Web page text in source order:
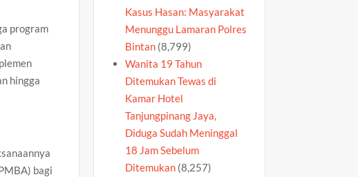
program
hingga
bagi
Kasus Hasan: Masyarakat
Menunggu Lamaran Polres
Bintan (8,799)
Wanita 19 Tahun
Ditemukan Tewas di
Kamar Hotel
Tanjungpinang Jaya,
Diduga Sudah Meninggal
18 Jam Sebelum
Ditemukan (8,257)